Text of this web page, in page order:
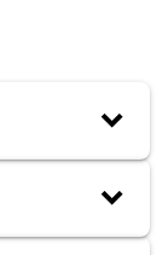
keyboard_arrow_down
keyboard_arrow_down